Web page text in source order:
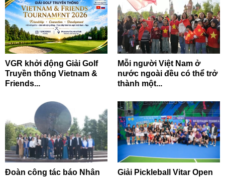
VGR khởi động Giải Golf
Truyền thống Vietnam &
Friends...
Mỗi người Việt Nam ở
nước ngoài đều có thể trở
thành một...
Đoàn công tác báo Nhân
Giải Pickleball Vitar Open